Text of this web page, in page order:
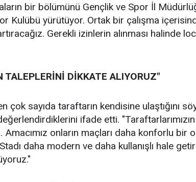
bir bölümünü Gençlik ve Spor İl
Kulübü yürütüyor. Ortak bir çalışma
Gerekli izinlerin alınması halinde
TALEPLERİNİ DİKKATE ALIYORUZ"
çok sayıda taraftarın kendisine ulaştığını
ifade etti.
onların maçları daha konforlu bir
daha modern ve daha kullanışlı hale